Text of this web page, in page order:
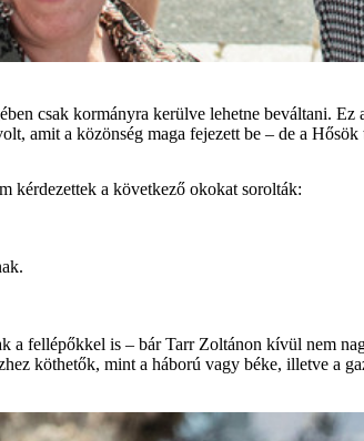
csak kormányra kerülve lehetne beváltani.
amit a közönség maga fejezett be – de a Hősök
kérdezettek a következő okokat sorolták:
a fellépőkkel is – bár Tarr Zoltánon kívül nem
köthetők, mint a háború vagy béke, illetve a